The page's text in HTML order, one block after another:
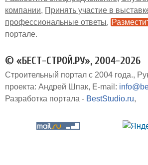
компании
Принять участие в
профессиональные ответы
портале
© «БЕСТ-СТРОЙ.РУ», 2004-2026
Строительный портал с 2004 года.
проекта: Андрей Шпак E-mail:
Разработка портала - BestStudio.ru